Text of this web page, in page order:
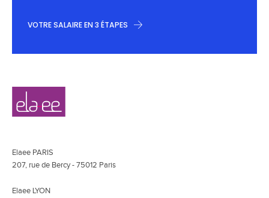
VOTRE SALAIRE EN 3 ÉTAPES
Navigation
secondaire
Elaee
Elaee PARIS
207, rue de Bercy - 75012 Paris
Elaee LYON